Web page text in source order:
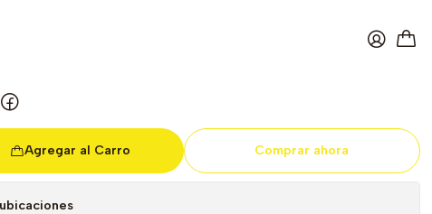
Shoes
Agregar al Carro Comprar ahora